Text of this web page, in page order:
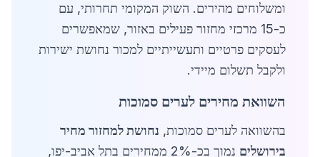
ומשלוחים מהירים. השוק המקומי תחרותי, עם
כ-15 מרכזי מחזור פעילים באזור, שמאפשרים
לעסקים פרטיים ותעשייתיים למכור נחושת ישירות
ולקבל תשלום מיידי.
השוואת מחירים לערים סמוכות
בהשוואה לערים סמוכות, נחושת למחזור מחיר
בירושלים
נמוך בכ-2% ממחירים בתל אביב-יפו,